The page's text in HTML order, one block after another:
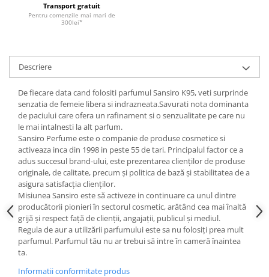
Transport gratuit
Pentru comenzile mai mari de
300lei*
Descriere
De fiecare data cand folositi parfumul Sansiro K95, veti surprinde
senzatia de femeie libera si indrazneata.Savurati nota dominanta
de paciului care ofera un rafinament si o senzualitate pe care nu
le mai intalnesti la alt parfum.
Sansiro Perfume este o companie de produse cosmetice si
activeaza inca din 1998 in peste 55 de tari. Principalul factor ce a
adus succesul brand-ului, este prezentarea clienților de produse
originale, de calitate, precum și politica de bază și stabilitatea de a
asigura satisfacția clienților.
Misiunea Sansiro este să activeze in continuare ca unul dintre
producătorii pionieri în sectorul cosmetic, arătând cea mai înaltă
grijă și respect față de clienții, angajații, publicul și mediul.
Regula de aur a utilizării parfumului este sa nu folosiți prea mult
parfumul. Parfumul tău nu ar trebui să intre în cameră înaintea
ta.
Informatii conformitate produs